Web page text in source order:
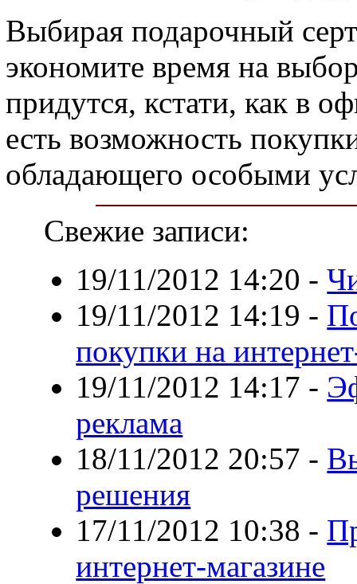
Выбирая подарочный
экономите время на
придутся, кстати, как в
есть возможность
обладающего особыми
Свежие записи:
19/11/2012 14:20 -
19/11/2012 14:19 -
покупки на
19/11/2012 14:17 -
реклама
18/11/2012 20:57 -
решения
17/11/2012 10:38 -
интернет-магазине